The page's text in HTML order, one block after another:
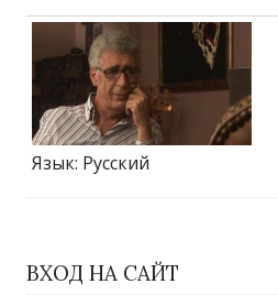
Язык: Русский
ВХОД НА САЙТ